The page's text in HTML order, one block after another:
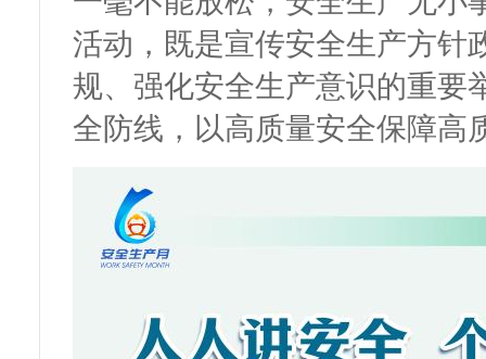
活动，既是宣传安全生产方针
规、强化安全生产意识的重要
全防线，以高质量安全保障高